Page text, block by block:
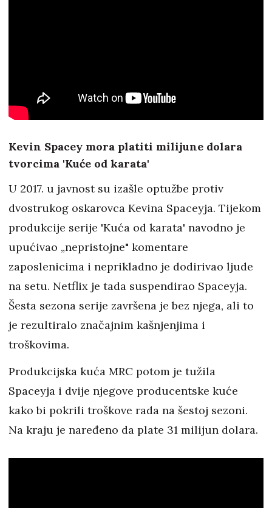
Kevin Spacey mora platiti milijune dolara
tvorcima 'Kuće od karata'
U 2017. u javnost su izašle optužbe protiv
dvostrukog oskarovca Kevina Spaceyja. Tijekom
produkcije serije 'Kuća od karata' navodno je
upućivao „nepristojne" komentare
zaposlenicima i neprikladno je dodirivao ljude
na setu. Netflix je tada suspendirao Spaceyja.
Šesta sezona serije završena je bez njega, ali to
je rezultiralo značajnim kašnjenjima i
troškovima.
Produkcijska kuća MRC potom je tužila
Spaceyja i dvije njegove producentske kuće
kako bi pokrili troškove rada na šestoj sezoni.
Na kraju je naređeno da plate 31 milijun dolara.